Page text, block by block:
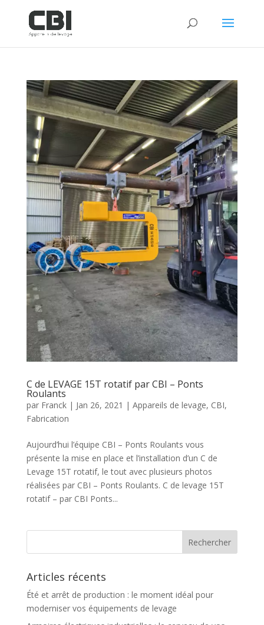
C de LEVAGE 15T rotatif par CBI – Ponts
Roulants
par Franck| Jan 26, 2021 | Appareils de levage, CBI,
Fabrication
Aujourd’hui l’équipe CBI – Ponts Roulants vous
présente la mise en place et l’installation d’un C de
Levage 15T rotatif, le tout avec plusieurs photos
réalisées par CBI – Ponts Roulants. C de levage 15T
rotatif – par CBI Ponts...
Articles récents
Été et arrêt de production : le moment idéal pour
moderniser vos équipements de levage